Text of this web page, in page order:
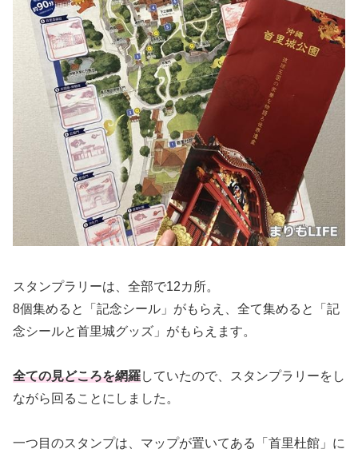
スタンプラリーは、全部で12カ所。
8個集めると「記念シール」がもらえ、全て集めると「記
念シールと首里城グッズ」がもらえます。
全ての見どころを網羅していたので、スタンプラリーをし
ながら回ることにしました。
一つ目のスタンプは、マップが置いてある「首里杜館 」に